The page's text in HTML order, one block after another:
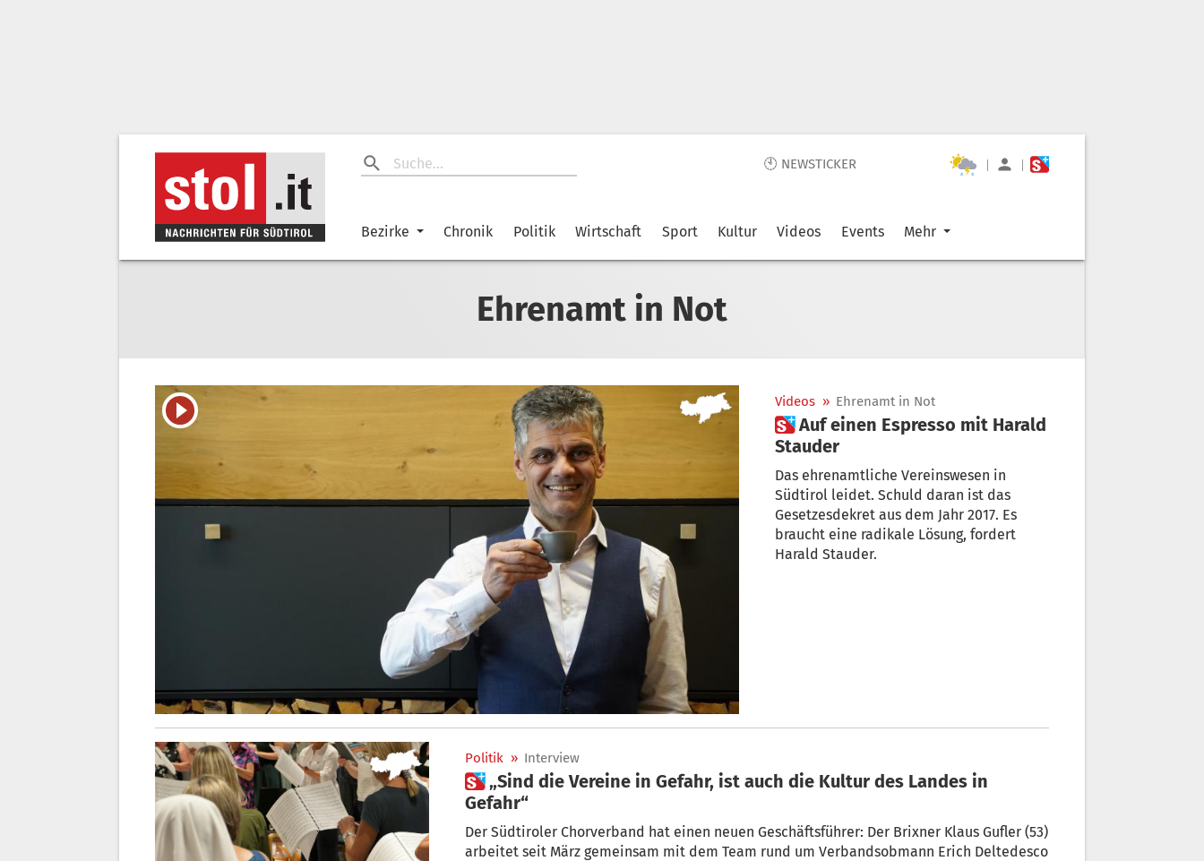
🕙 NEWSTICKER | |
Bezirke Chronik Politik Wirtschaft Sport Kultur Videos Events Mehr
Ehrenamt in Not
Videos » Ehrenamt in Not
 Auf einen Espresso mit Harald
Stauder
Das ehrenamtliche Vereinswesen in
Südtirol leidet. Schuld daran ist das
Gesetzesdekret aus dem Jahr 2017. Es
braucht eine radikale Lösung, fordert
Harald Stauder.
Politik » Interview
 „Sind die Vereine in Gefahr, ist auch die Kultur des Landes in
Gefahr“
Der Südtiroler Chorverband hat einen neuen Geschäftsführer: Der Brixner Klaus Gufler (53)
arbeitet seit März gemeinsam mit dem Team rund um Verbandsobmann Erich Deltedesco